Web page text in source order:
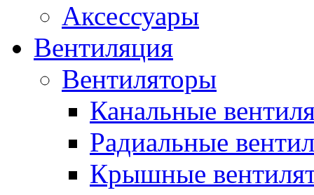
Аксессуары
Вентиляция
Вентиляторы
Канальные
Радиальные
Крышные